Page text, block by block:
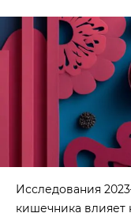
Исследования
кишечника влияет